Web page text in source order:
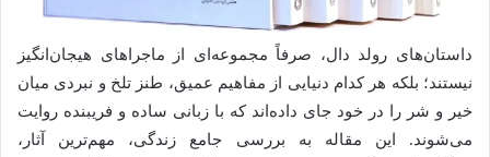
داستان‌های رولد دال، صرفاً مجموعه‌ای از ماجراهای هیجان‌انگیز
نیستند؛ بلکه هر کدام دنیایی از مفاهیم عمیق، طنز تلخ و نبردی میان
خیر و شر را در خود جای داده‌اند که با زبانی ساده و فریبنده روایت
می‌شوند. این مقاله به بررسی جامع زندگی، مهم‌ترین آثار،